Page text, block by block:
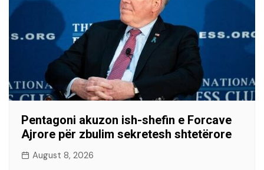
Pentagoni akuzon ish-shefin e Forcave
Ajrore për zbulim sekretesh shtetërore
August 8, 2026